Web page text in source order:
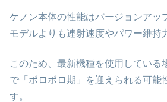
ケノン本体の性能はバージョンアッ
モデルよりも連射速度やパワー維持
このため、最新機種を使用している
で「ポロポロ期」を迎えられる可能
す。